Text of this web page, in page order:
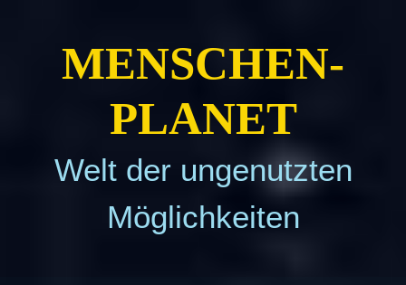
MEN­SCHEN­
PLA­NET
Welt der ungenutzten
Möglichkeiten